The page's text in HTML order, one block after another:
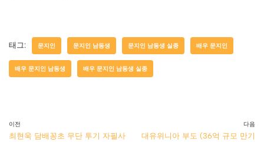
태그: 문지인 문지인 남동생 문지인 남동생 실종 배우 문지인
배우 문지인 남동생 배우 문지인 남동생 실종
이전
최현욱 담배꽁초 무단 투기 자필사
다음
대유위니아 부도 (36억 규모 만기